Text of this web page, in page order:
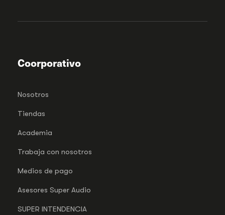
Coorporativo
Nosotros
Tiendas
Academia
Trabaja con nosotros
Medios de pago
Asesores Super Audio
SUPER INTENDENCIA